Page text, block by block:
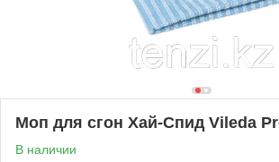
Моп для сгон Хай-Спид Vileda
В наличии